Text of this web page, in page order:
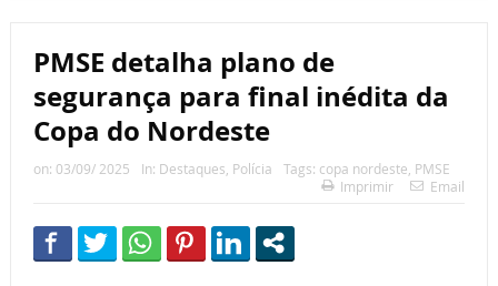
PMSE detalha plano de
segurança para final inédita da
Copa do Nordeste
on: 03/09/ 2025 In: Destaques, Polícia Tags: copa nordeste, PMSE
Imprimir
Email